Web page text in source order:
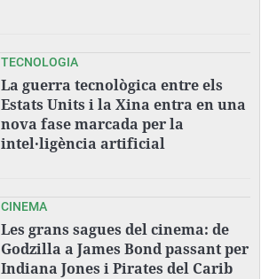
TECNOLOGIA
La guerra tecnològica entre els
Estats Units i la Xina entra en una
nova fase marcada per la
intel·ligència artificial
CINEMA
Les grans sagues del cinema: de
Godzilla a James Bond passant per
Indiana Jones i Pirates del Carib